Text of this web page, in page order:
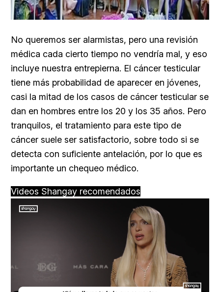
No queremos ser alarmistas, pero una revisión
médica cada cierto tiempo no vendría mal, y eso
incluye nuestra entrepierna. El cáncer testicular
tiene más probabilidad de aparecer en jóvenes,
casi la mitad de los casos de cáncer testicular se
dan en hombres entre los 20 y los 35 años. Pero
tranquilos, el tratamiento para este tipo de
cáncer suele ser satisfactorio, sobre todo si se
detecta con suficiente antelación, por lo que es
importante un chequeo médico.
Videos Shangay recomendados